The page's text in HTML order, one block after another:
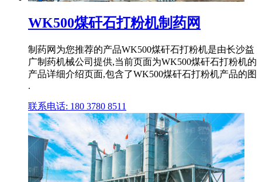
WK500煤矸石打粉机制药网
制药网为您推荐的产品WK500煤矸石打粉机是由长沙益
广制药机械公司提供,当前页面为WK500煤矸石打粉机的
产品详细介绍页面,包含了WK500煤矸石打粉机产品的图
.
联系电话: 180 3780 8511